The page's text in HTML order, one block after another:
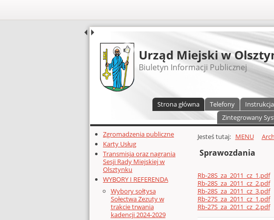
UDOSTĘPNIJ
Urząd Miejski w
Biuletyn Informacji Publicznej
Strona główna Telefony
Zintegrowany
Dodatkowe zasoby (lewa kolumna)
Zgromadzenia publiczne
Karty Usług
Transmisja oraz nagrania
Sesji Rady Miejskiej w
Olsztynku
WYBORY I REFERENDA
Wybory sołtysa
Sołectwa Zezuty w
trakcie trwania
kadencji 2024-2029
Głównej zawartości
Jesteś tutaj: MENU
Sprawozdania
Rb-28S_za_2011_cz_1.pdf
Rb-28S_za_2011_cz_2.pdf
Rb-28S_za_2011_cz_3.pdf
Rb-27S_za_2011_cz_1.pdf
Rb-27S_za_2011_cz_2.pdf